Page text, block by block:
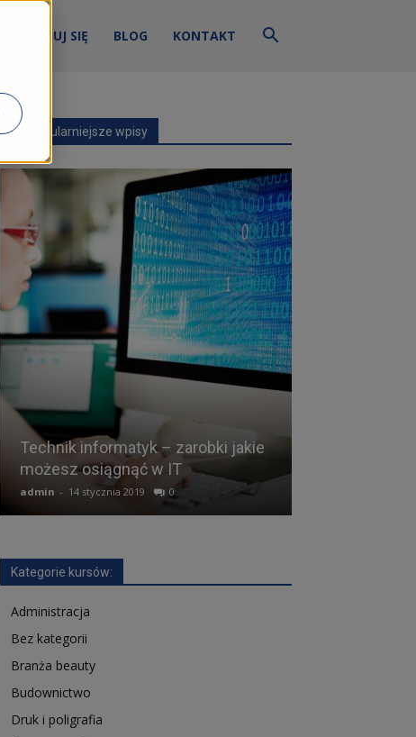
ZALOGUJ SIĘ BLOG KONTAKT
Najpopularniejsze wpisy
Technik informatyk – zarobki jakie
możesz osiągnąć w IT
admin - 14 stycznia 2019 0
Kategorie kursów:
Administracja
Bez kategorii
Branża beauty
Budownictwo
Druk i poligrafia